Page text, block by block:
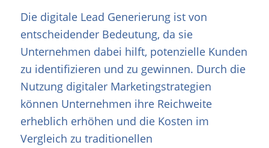
Die digitale Lead Generierung ist von
entscheidender Bedeutung, da sie
Unternehmen dabei hilft, potenzielle Kunden
zu identifizieren und zu gewinnen. Durch die
Nutzung digitaler Marketingstrategien
können Unternehmen ihre Reichweite
erheblich erhöhen und die Kosten im
Vergleich zu traditionellen